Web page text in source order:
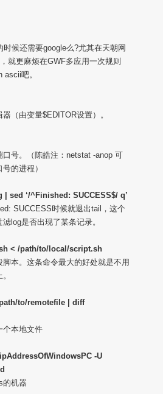
候还需要google么?尤其在天朝网
就更麻烦在GWF多应用一次规则
ascii吧。
（由变量$EDITOR设置）。
号。（陈皓注：netstat -anop 可
的进程）
sed ‘/^Finished: SUCCESS$/ q’
SUCCESS时候就退出tail，这个
log是否出现了某条记录。
< /path/to/local/script.sh
本。这条命令最大的好处就是不用
to/remotefile | diff
个本地文件
-U
的机器